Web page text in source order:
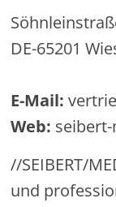
DE-65201
E-Mail:
Web:
//SEIBERT/
und